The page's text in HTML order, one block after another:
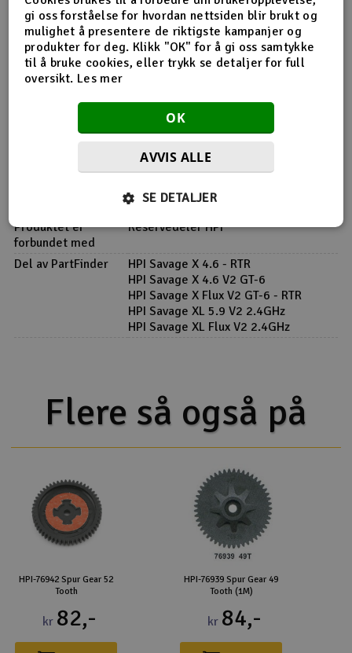
Produktinfo Tips en venn Anmeldelser
Produktinformasjon
87042 Spring 4.9x8x7mm and washer 4.3x10x1.00mm
Produktet er
forbundet med
Reservedeler HPI
Del av PartFinder
HPI Savage X 4.6 - RTR
HPI Savage X 4.6 V2 GT-6
HPI Savage X Flux V2 GT-6 - RTR
HPI Savage XL 5.9 V2 2.4GHz
HPI Savage XL Flux V2 2.4GHz
Flere så også på
HPI-76942 Spur Gear 52
Tooth
kr 82,-
HPI-76939 Spur Gear 49
Tooth (1M)
kr 84,-
gi oss forståelse for hvordan nettsiden blir brukt og
mulighet å presentere de riktigste kampanjer og
produkter for deg. Klikk "OK" for å gi oss samtykke
til å bruke cookies, eller trykk se detaljer for full
oversikt. Les mer
OK
AVVIS ALLE
SE DETALJER